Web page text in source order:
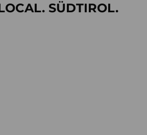
SÜDTIROL.